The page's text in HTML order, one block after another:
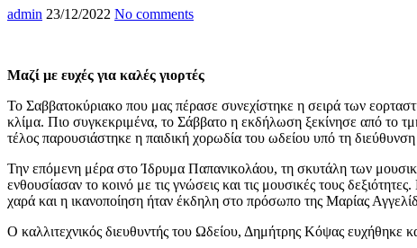
admin 23/12/2022 No comments
Μαζί με ευχές για καλές γιορτές
Το Σαββατοκύριακο που μας πέρασε συνεχίστηκε η σειρά των
κλίμα. Πιο συγκεκριμένα, το Σάββατο η εκδήλωση ξεκίνησε από το
τέλος παρουσιάστηκε η παιδική χορωδία του ωδείου υπό τη
Την επόμενη μέρα στο Ίδρυμα Παπανικολάου, τη σκυτάλη των
ενθουσίασαν το κοινό με τις γνώσεις και τις μουσικές τους
χαρά και η ικανοποίηση ήταν έκδηλη στο πρόσωπο της Μαρίας
Ο καλλιτεχνικός διευθυντής του Ωδείου, Δημήτρης Κόψας ευχήθηκε